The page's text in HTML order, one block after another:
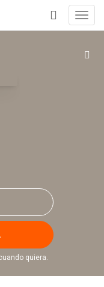
+
quiera.